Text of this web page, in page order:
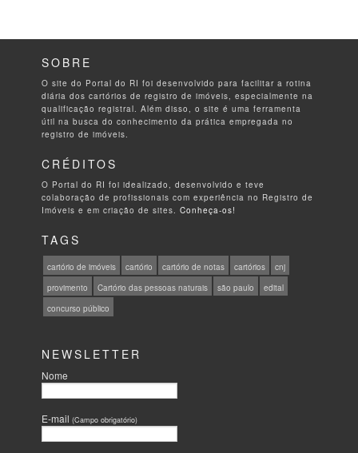
SOBRE
O site do Portal do RI foi desenvolvido para facilitar a rotina
diária dos cartórios de registro de imóveis, especialmente na
qualificação registral. Além disso, o site é uma ferramenta
útil na busca do conhecimento da prática empregada no
registro de imóveis.
CRÉDITOS
O Portal do RI foi idealizado, desenvolvido e teve
colaboração de profissionais com experiência no Registro de
Imóveis e em criação de sites.Conheça-os!
TAGS
cartório de imóveis cartório cartório de notas cartórios
cnj
provimento
Cartório das pessoas naturais são paulo
edital
concurso público
NEWSLETTER
Nome
E-mail(Campo obrigatório)